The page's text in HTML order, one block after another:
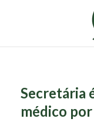
Secretária
médico